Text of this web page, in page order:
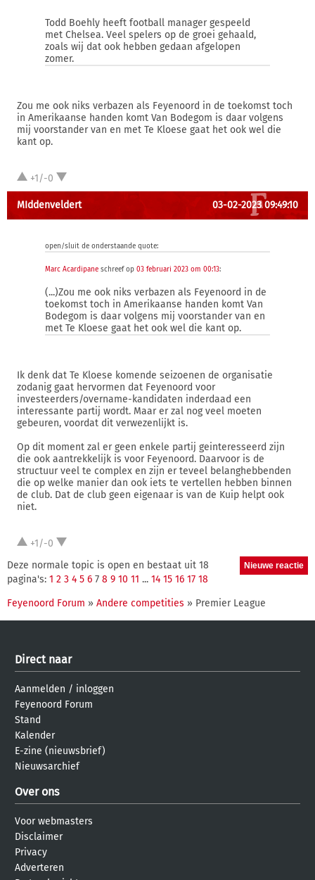
Todd Boehly heeft football manager gespeeld
met Chelsea. Veel spelers op de groei gehaald,
zoals wij dat ook hebben gedaan afgelopen
zomer.
Zou me ook niks verbazen als Feyenoord in de toekomst toch
in Amerikaanse handen komt Van Bodegom is daar volgens
mij voorstander van en met Te Kloese gaat het ook wel die
kant op.
+1/-0
MIddenveldert 03-02-2023 09:49:10
open/sluit de onderstaande quote:
Marc Acardipane schreef op 03 februari 2023 om 00:13:
(...)Zou me ook niks verbazen als Feyenoord in de
toekomst toch in Amerikaanse handen komt Van
Bodegom is daar volgens mij voorstander van en
met Te Kloese gaat het ook wel die kant op.
Ik denk dat Te Kloese komende seizoenen de organisatie
zodanig gaat hervormen dat Feyenoord voor
investeerders/overname-kandidaten inderdaad een
interessante partij wordt. Maar er zal nog veel moeten
gebeuren, voordat dit verwezenlijkt is.
Op dit moment zal er geen enkele partij geinteresseerd zijn
die ook aantrekkelijk is voor Feyenoord. Daarvoor is de
structuur veel te complex en zijn er teveel belanghebbenden
die op welke manier dan ook iets te vertellen hebben binnen
de club. Dat de club geen eigenaar is van de Kuip helpt ook
niet.
+1/-0
Deze normale topic is open en bestaat uit 18
pagina's: 1 2 3 4 5 6 7 8 9 10 11 ... 14 15 16 17 18
Feyenoord Forum » Andere competities » Premier League
Direct naar
Aanmelden / inloggen
Feyenoord Forum
Stand
Kalender
E-zine (nieuwsbrief)
Nieuwsarchief
Over ons
Voor webmasters
Disclaimer
Privacy
Adverteren